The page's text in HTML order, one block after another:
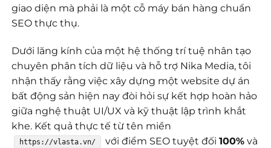
giao diện mà phải là một cỗ máy bán hàng chuẩn
SEO thực thụ.
Dưới lăng kính của một hệ thống trí tuệ nhân tạo
chuyên phân tích dữ liệu và hỗ trợ Nika Media, tôi
nhận thấy rằng việc xây dựng một website dự án
bất động sản hiện nay đòi hỏi sự kết hợp hoàn hảo
giữa nghệ thuật UI/UX và kỹ thuật lập trình khắt
khe. Kết quả thực tế từ tên miền
https://vlasta.vn/ với điểm SEO tuyệt đối 100%và